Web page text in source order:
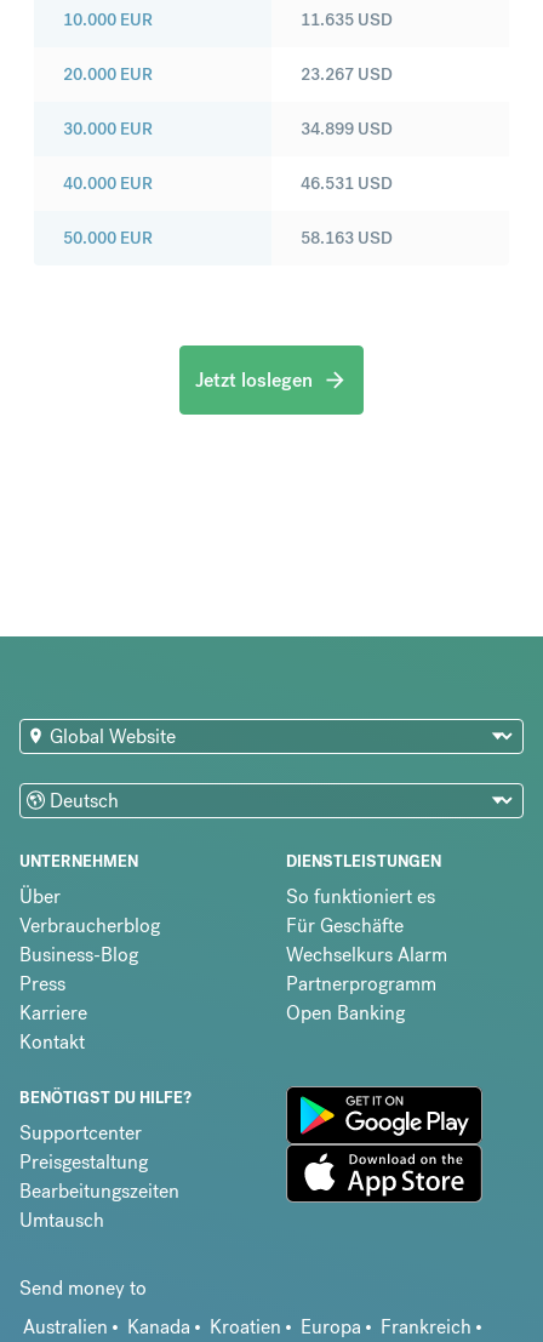
10.000 EUR
20.000 EUR
30.000 EUR
40.000 EUR
50.000 EUR
11.635 USD
23.267 USD
34.899 USD
46.531 USD
58.163 USD
Jetzt loslegen
UNTERNEHMEN
Über
Verbraucherblog
Business-Blog
Press
Karriere
Kontakt
DIENSTLEISTUNGEN
So funktioniert es
Für Geschäfte
Wechselkurs Alarm
Partnerprogramm
Open Banking
BENÖTIGST DU HILFE?
Supportcenter
Preisgestaltung
Bearbeitungszeiten
Umtausch
Send money to
Australien
Kanada Kroatien Europa
Frankreich